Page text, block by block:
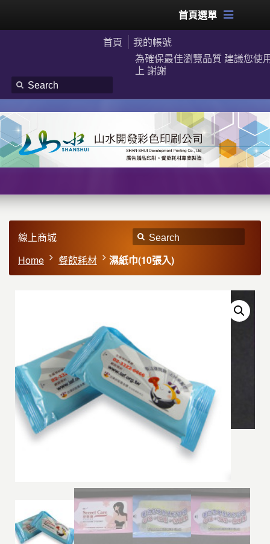
首頁選單
首頁
我的帳號
為確保最佳瀏覽品質 建議您使
上 謝謝
線上商城
Home
餐飲耗材 濕紙巾(10張入)